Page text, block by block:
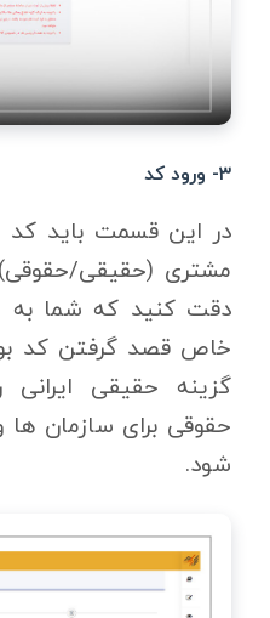
۳- ورود کد
در این قسمت باید کد
مشتری (حقیقی/حقوقی)
دقت کنید که شما به
خاص قصد گرفتن کد
گزینه حقیقی ایرانی
حقوقی برای سازمان
شود.